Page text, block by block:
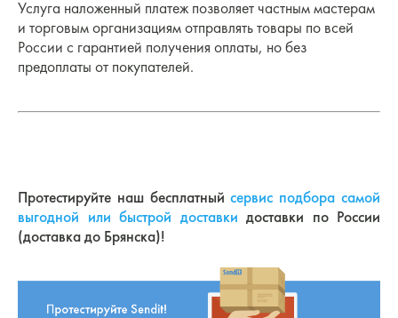
Услуга наложенный платеж позволяет частным мастерам
и торговым организациям отправлять товары по всей
России с гарантией получения оплаты, но без
предоплаты от покупателей.
Протестируйте наш бесплатныйсервис подбора самой
выгодной или быстрой доставки доставки по России
(доставка до Брянска)!